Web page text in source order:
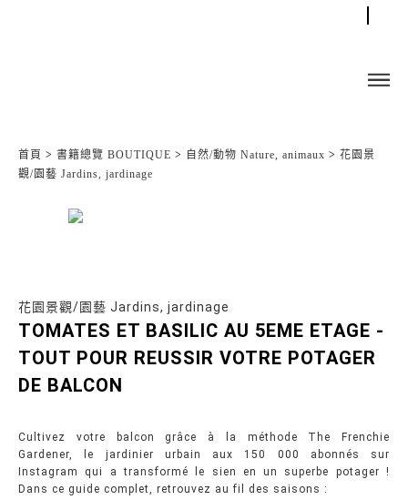
首頁 > 書籍總覽 BOUTIQUE > 自然/動物 Nature, animaux > 花園景
觀/園藝 Jardins, jardinage
花園景觀/園藝 Jardins, jardinage
TOMATES ET BASILIC AU 5EME ETAGE -
TOUT POUR REUSSIR VOTRE POTAGER
DE BALCON
Cultivez votre balcon grâce à la méthode The Frenchie
Gardener, le jardinier urbain aux 150 000 abonnés sur
Instagram qui a transformé le sien en un superbe potager !
Dans ce guide complet, retrouvez au fil des saisons :